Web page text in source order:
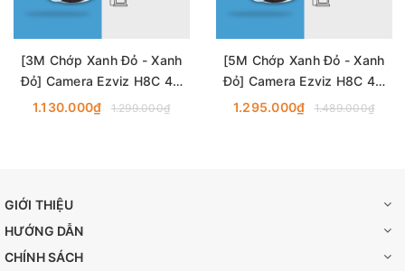
[3M Chớp Xanh Đỏ - Xanh
Đỏ] Camera Ezviz H8C 4G
Chớp Xanh - Đỏ, Ngoài Trời,
1.130.000₫ 1.299.000₫
[5M Chớp Xanh Đỏ - Xanh
Đỏ] Camera Ezviz H8C 4G
Chớp Xanh - Đỏ, Ngoài Trời,
1.295.000₫ 1.489.000₫
GIỚI THIỆU
HƯỚNG DẪN
CHÍNH SÁCH